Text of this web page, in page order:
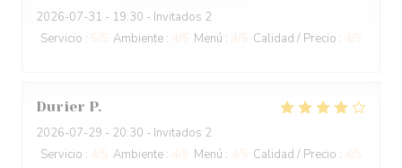
2026-07-31 - 19:30 - Invitados 2
Servicio : Ambiente : Menú : Calidad / Precio :
Durier P
2026-07-29 - 20:30 - Invitados 2
Servicio : Ambiente : Menú : Calidad / Precio :